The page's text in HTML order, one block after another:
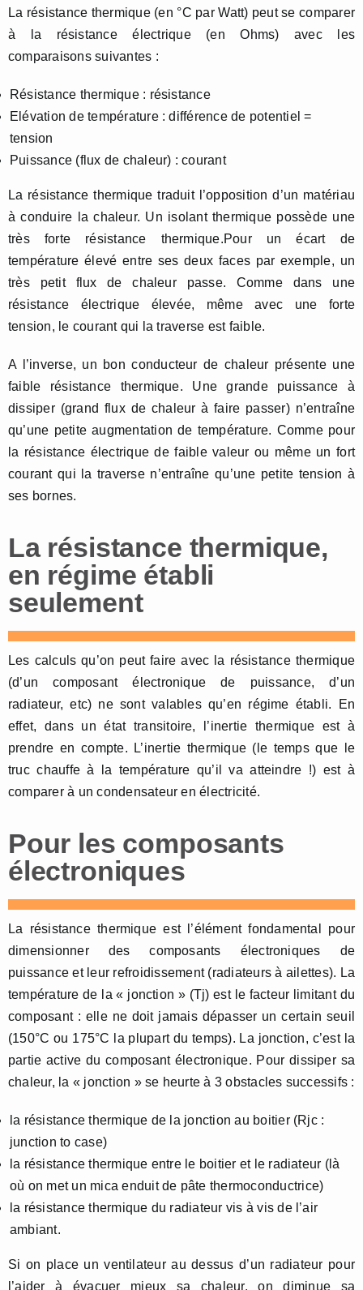
La résistance thermique (en °C par Watt) peut se comparer
à la résistance électrique (en Ohms) avec les
comparaisons suivantes :
Résistance thermique : résistance
Elévation de température : différence de potentiel =
tension
Puissance (flux de chaleur) : courant
La résistance thermique traduit l’opposition d’un matériau
à conduire la chaleur. Un isolant thermique possède une
très forte résistance thermique.Pour un écart de
température élevé entre ses deux faces par exemple, un
très petit flux de chaleur passe. Comme dans une
résistance électrique élevée, même avec une forte
tension, le courant qui la traverse est faible.
A l’inverse, un bon conducteur de chaleur présente une
faible résistance thermique. Une grande puissance à
dissiper (grand flux de chaleur à faire passer) n’entraîne
qu’une petite augmentation de température. Comme pour
la résistance électrique de faible valeur ou même un fort
courant qui la traverse n’entraîne qu’une petite tension à
ses bornes.
La résistance thermique,
en régime établi
seulement
Les calculs qu’on peut faire avec la résistance thermique
(d’un composant électronique de puissance, d’un
radiateur, etc) ne sont valables qu’en régime établi. En
effet, dans un état transitoire, l’inertie thermique est à
prendre en compte. L’inertie thermique (le temps que le
truc chauffe à la température qu’il va atteindre !) est à
comparer à un condensateur en électricité.
Pour les composants
électroniques
La résistance thermique est l’élément fondamental pour
dimensionner des composants électroniques de
puissance et leur refroidissement (radiateurs à ailettes). La
température de la « jonction » (Tj) est le facteur limitant du
composant : elle ne doit jamais dépasser un certain seuil
(150°C ou 175°C la plupart du temps). La jonction, c’est la
partie active du composant électronique. Pour dissiper sa
chaleur, la « jonction » se heurte à 3 obstacles successifs :
la résistance thermique de la jonction au boitier (Rjc :
junction to case)
la résistance thermique entre le boitier et le radiateur (là
où on met un mica enduit de pâte thermoconductrice)
la résistance thermique du radiateur vis à vis de l’air
ambiant.
Si on place un ventilateur au dessus d’un radiateur pour
l’aider à évacuer mieux sa chaleur, on diminue sa